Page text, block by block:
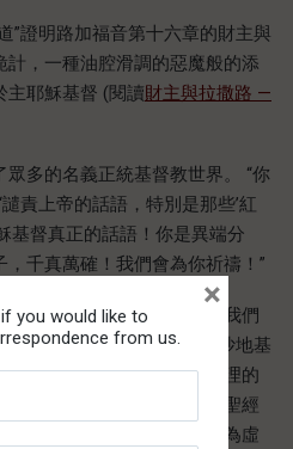
”證明路加福音第十六章的財主與
，一種油腔滑調的惡魔般的添
主耶穌基督 (閱讀財主與拉撒路 —
多的名義正統基督教世界。 “你
責上帝的話語，特別是那些’紅
基督真正的話語！你是異端分
千真萬確！我們會為你祈禱！”
的反應？這就是為什麼：我們
有上帝知道何時何地，在沙地基
的神明。通過上帝的靈和真理的
地基礎。我們已經揭露了聖經
崇拜。當一個神明被揭露為虛
you would like to
from us.
×